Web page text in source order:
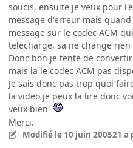
soucis, ensuite je veux pour
message d'erreur mais
message sur le codec ACM
telecharge, sa ne change rien
Donc bon je tente de
mais la le codec ACM pas
Je sais donc pas trop quoi
la video je peux la lire donc
veux bien
Merci.
Modifié le 10 juin 200521 a